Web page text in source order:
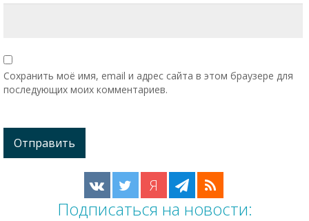
Сохранить моё имя, email и адрес сайта в этом браузере для
последующих моих комментариев.
Я
Подписаться на новости: